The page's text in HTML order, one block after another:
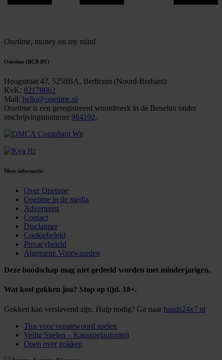
Onetime, money on my mind
Onetime (BCB BV)
Hoogstraat 47, 5258BA, Berlicum (Noord-Brabant)
KvK: 82178062
Mail: hello@onetime.nl
Onetime is een geregistreerd woordmerk in de Benelux onder
inschrijvingsnummer 984102.
Meer informatie
Over Onetime
Onetime in de media
Adverteren
Contact
Disclaimer
Cookiebeleid
Privacybeleid
Algemene Voorwaarden
Deze boodschap mag niet gedeeld worden met minderjarigen.
Wat kost gokken jou? Stop op tijd. 18+.
Gokken kan verslavend zijn. Hulp nodig? Ga naar hands24x7.nl
Tips voor verantwoord spelen
Veilig Spelen – Kansspelautoriteit
Open over gokken